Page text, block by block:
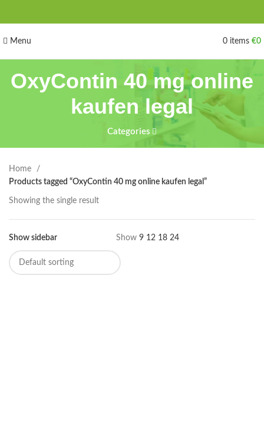
Menu 0 items €0
OxyContin 40 mg online
kaufen legal
Categories
Home
Products tagged “OxyContin 40 mg online kaufen legal”
Showing the single result
Show sidebar Show 9 12 18 24